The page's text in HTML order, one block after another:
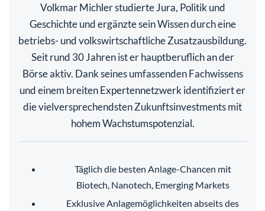
Volkmar Michler studierte Jura, Politik und
Geschichte und ergänzte sein Wissen durch eine
betriebs- und volkswirtschaftliche Zusatzausbildung.
Seit rund 30 Jahren ist er hauptberuflich an der
Börse aktiv. Dank seines umfassenden Fachwissens
und einem breiten Expertennetzwerk identifiziert er
die vielversprechendsten Zukunftsinvestments mit
hohem Wachstumspotenzial.
Täglich die besten Anlage-Chancen mit
Biotech, Nanotech, Emerging Markets
Exklusive Anlagemöglichkeiten abseits des